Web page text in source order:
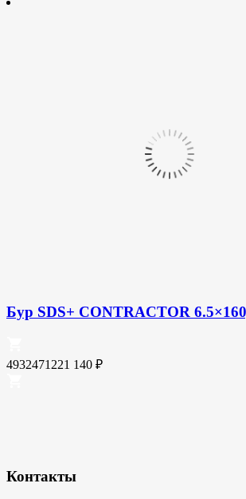
Бур SDS+ CONTRACTOR
4932471221 140 ₽
Контакты